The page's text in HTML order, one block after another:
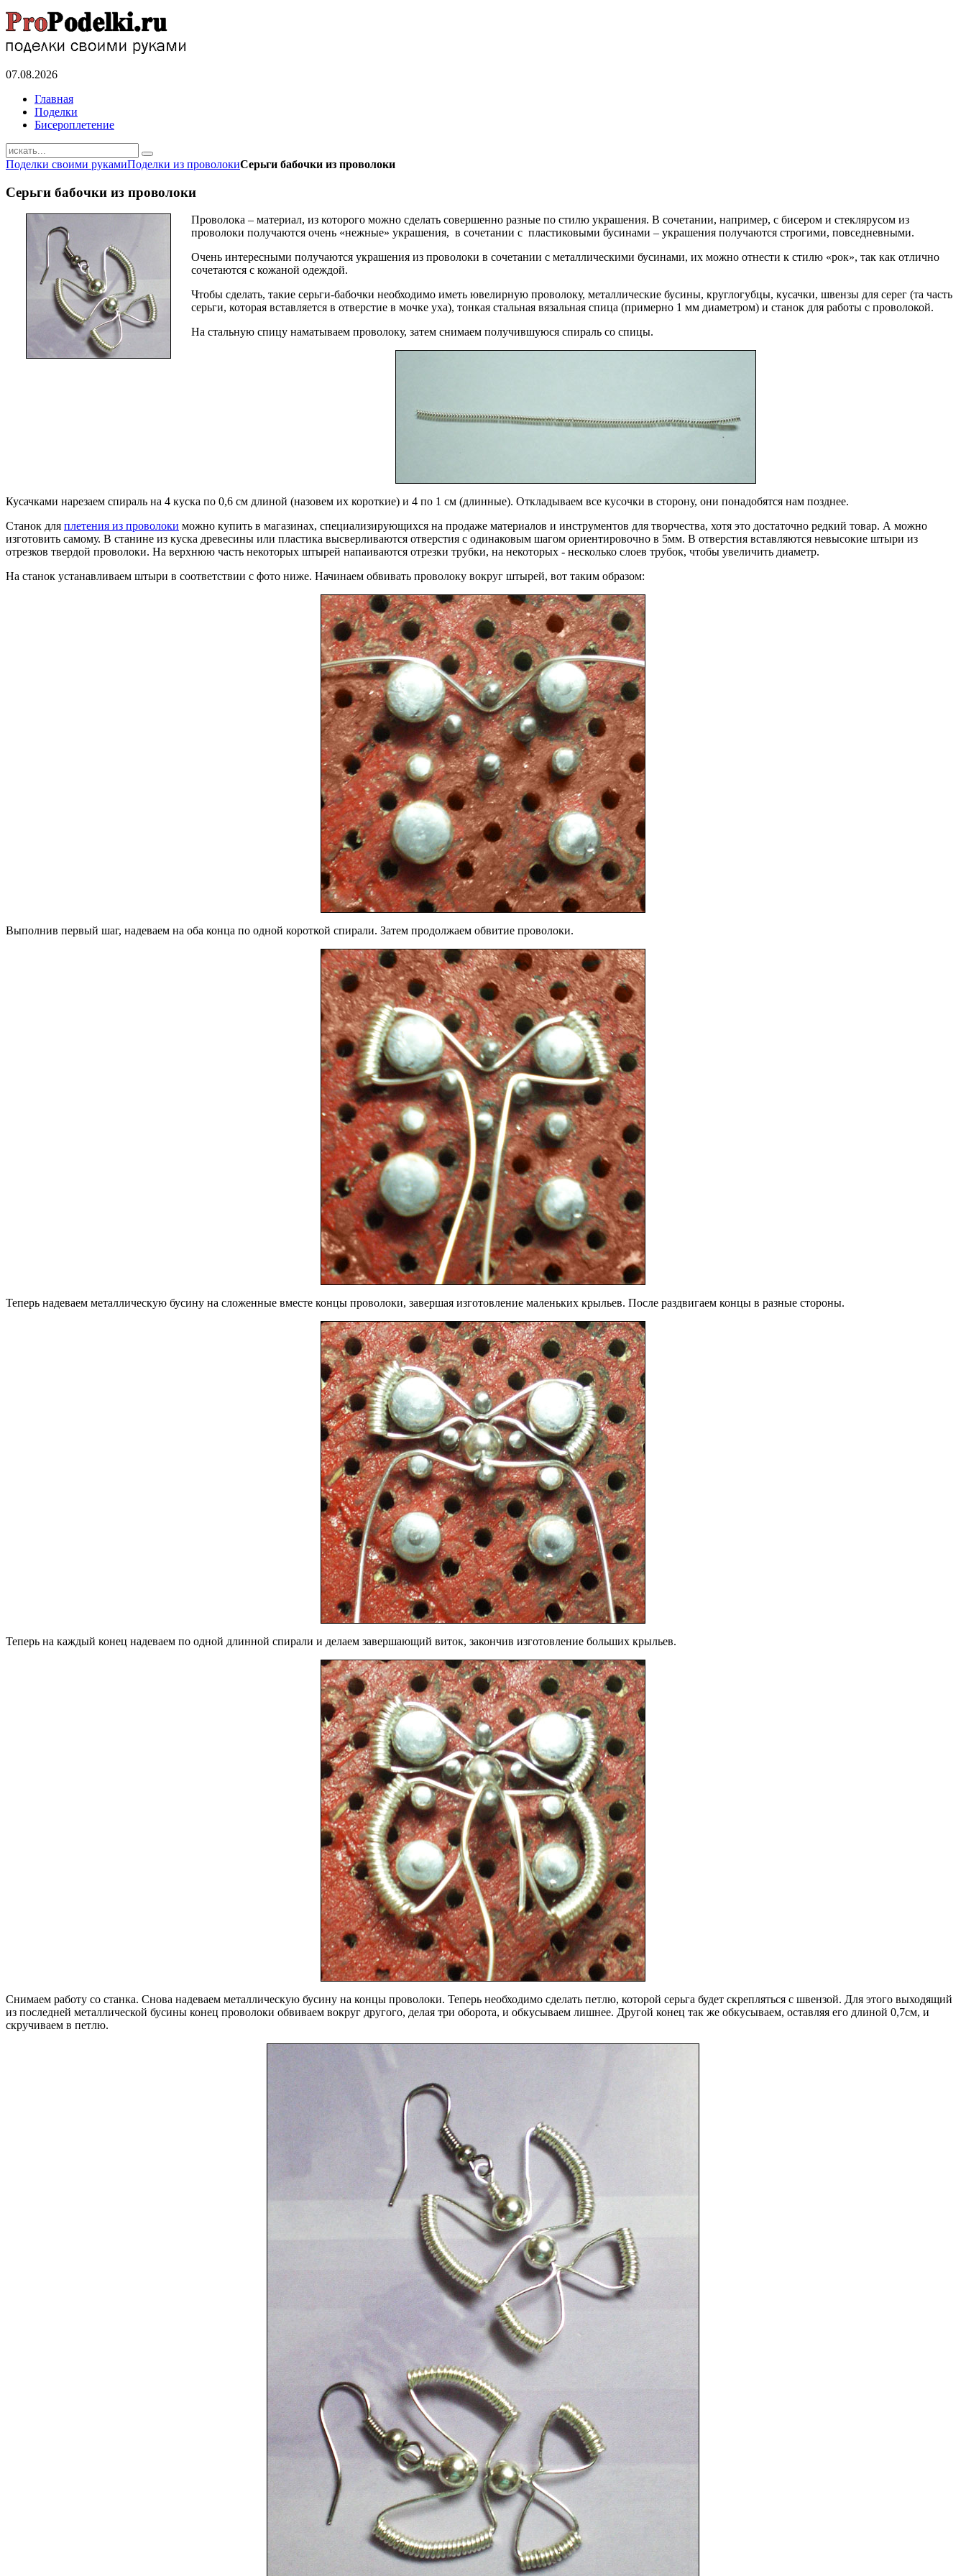
07.08.2026
Главная
Поделки
Бисероплетение
Поделки своими рукамиПоделки из проволокиСерьги бабочки из проволоки
Серьги бабочки из проволоки
Проволока – материал, из которого можно сделать совершенно разные по стилю украшения. В сочетании, например, с бисером и стеклярусом из
проволоки получаются очень «нежные» украшения, в сочетании с пластиковыми бусинами – украшения получаются строгими, повседневными.
Очень интересными получаются украшения из проволоки в сочетании с металлическими бусинами, их можно отнести к стилю «рок», так как отлично
сочетаются с кожаной одеждой.
Чтобы сделать, такие серьги-бабочки необходимо иметь ювелирную проволоку, металлические бусины, круглогубцы, кусачки, швензы для серег (та часть
серьги, которая вставляется в отверстие в мочке уха), тонкая стальная вязальная спица (примерно 1 мм диаметром) и станок для работы с проволокой.
На стальную спицу наматываем проволоку, затем снимаем получившуюся спираль со спицы.
Кусачками нарезаем спираль на 4 куска по 0,6 см длиной (назовем их короткие) и 4 по 1 см (длинные). Откладываем все кусочки в сторону, они понадобятся нам позднее.
Станок для плетения из проволоки можно купить в магазинах, специализирующихся на продаже материалов и инструментов для творчества, хотя это достаточно редкий товар. А можно
изготовить самому. В станине из куска древесины или пластика высверливаются отверстия с одинаковым шагом ориентировочно в 5мм. В отверстия вставляются невысокие штыри из
отрезков твердой проволоки. На верхнюю часть некоторых штырей напаиваются отрезки трубки, на некоторых - несколько слоев трубок, чтобы увеличить диаметр.
На станок устанавливаем штыри в соответствии с фото ниже. Начинаем обвивать проволоку вокруг штырей, вот таким образом:
Выполнив первый шаг, надеваем на оба конца по одной короткой спирали. Затем продолжаем обвитие проволоки.
Теперь надеваем металлическую бусину на сложенные вместе концы проволоки, завершая изготовление маленьких крыльев. После раздвигаем концы в разные стороны.
Теперь на каждый конец надеваем по одной длинной спирали и делаем завершающий виток, закончив изготовление больших крыльев.
Снимаем работу со станка. Снова надеваем металлическую бусину на концы проволоки. Теперь необходимо сделать петлю, которой серьга будет скрепляться с швензой. Для этого выходящий
из последней металлической бусины конец проволоки обвиваем вокруг другого, делая три оборота, и обкусываем лишнее. Другой конец так же обкусываем, оставляя его длиной 0,7см, и
скручиваем в петлю.